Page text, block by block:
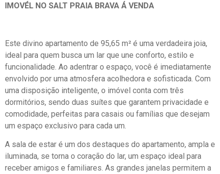
IMOVÉL NO SALT PRAIA BRAVA Á VENDA
Este divino apartamento de 95,65 m² é uma verdadeira joia,
ideal para quem busca um lar que une conforto, estilo e
funcionalidade. Ao adentrar o espaço, você é imediatamente
envolvido por uma atmosfera acolhedora e sofisticada. Com
uma disposição inteligente, o imóvel conta com três
dormitórios, sendo duas suítes que garantem privacidade e
comodidade, perfeitas para casais ou famílias que desejam
um espaço exclusivo para cada um.
A sala de estar é um dos destaques do apartamento, ampla e
iluminada, se torna o coração do lar, um espaço ideal para
receber amigos e familiares. As grandes janelas permitem a